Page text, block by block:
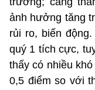
ảnh hưởng tăng
rủi ro, biến
quý 1 tích cực,
thấy có nhiều
0,5 điểm so với